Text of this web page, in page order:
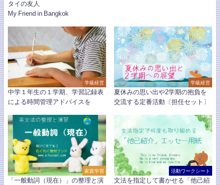
タイの友人
My Friend in Bangkok
学級経営
中学１年生の１学期、学習記録表
による時間管理アドバイスを
学級経営
夏休みの思い出や2学期の抱負を
交流する定番活動〔担任セット〕
家庭学習
「一般動詞（現在）」の整理と演
活動ワークシート
文法を指定して書かせる「他己紹